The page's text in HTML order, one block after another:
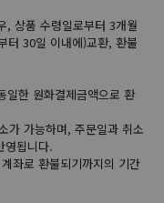
, 상품 수령일로부터 3개월
터 30일 이내에)교환, 환불
일한 원화결제금액으로 환
가 가능하며, 주문일과 취소
영됩니다.
좌로 환불되기까지의 기간